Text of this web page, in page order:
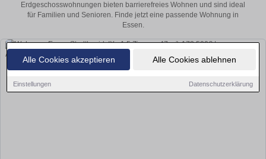
Alle Cookies akzeptieren Alle Cookies ablehnen
Einstellungen Datenschutzerklärung
Erdgeschosswohnungen bieten barrierefreies Wohnen und sind ideal
für Familien und Senioren. Finde jetzt eine passende Wohnung in
Essen.